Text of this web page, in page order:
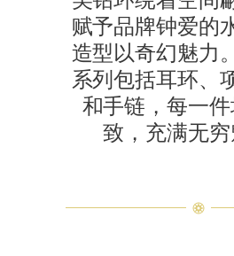
赋予品牌钟爱的
造型以奇幻魅力
系列包括耳环、
和手链，每一
致，充满无穷